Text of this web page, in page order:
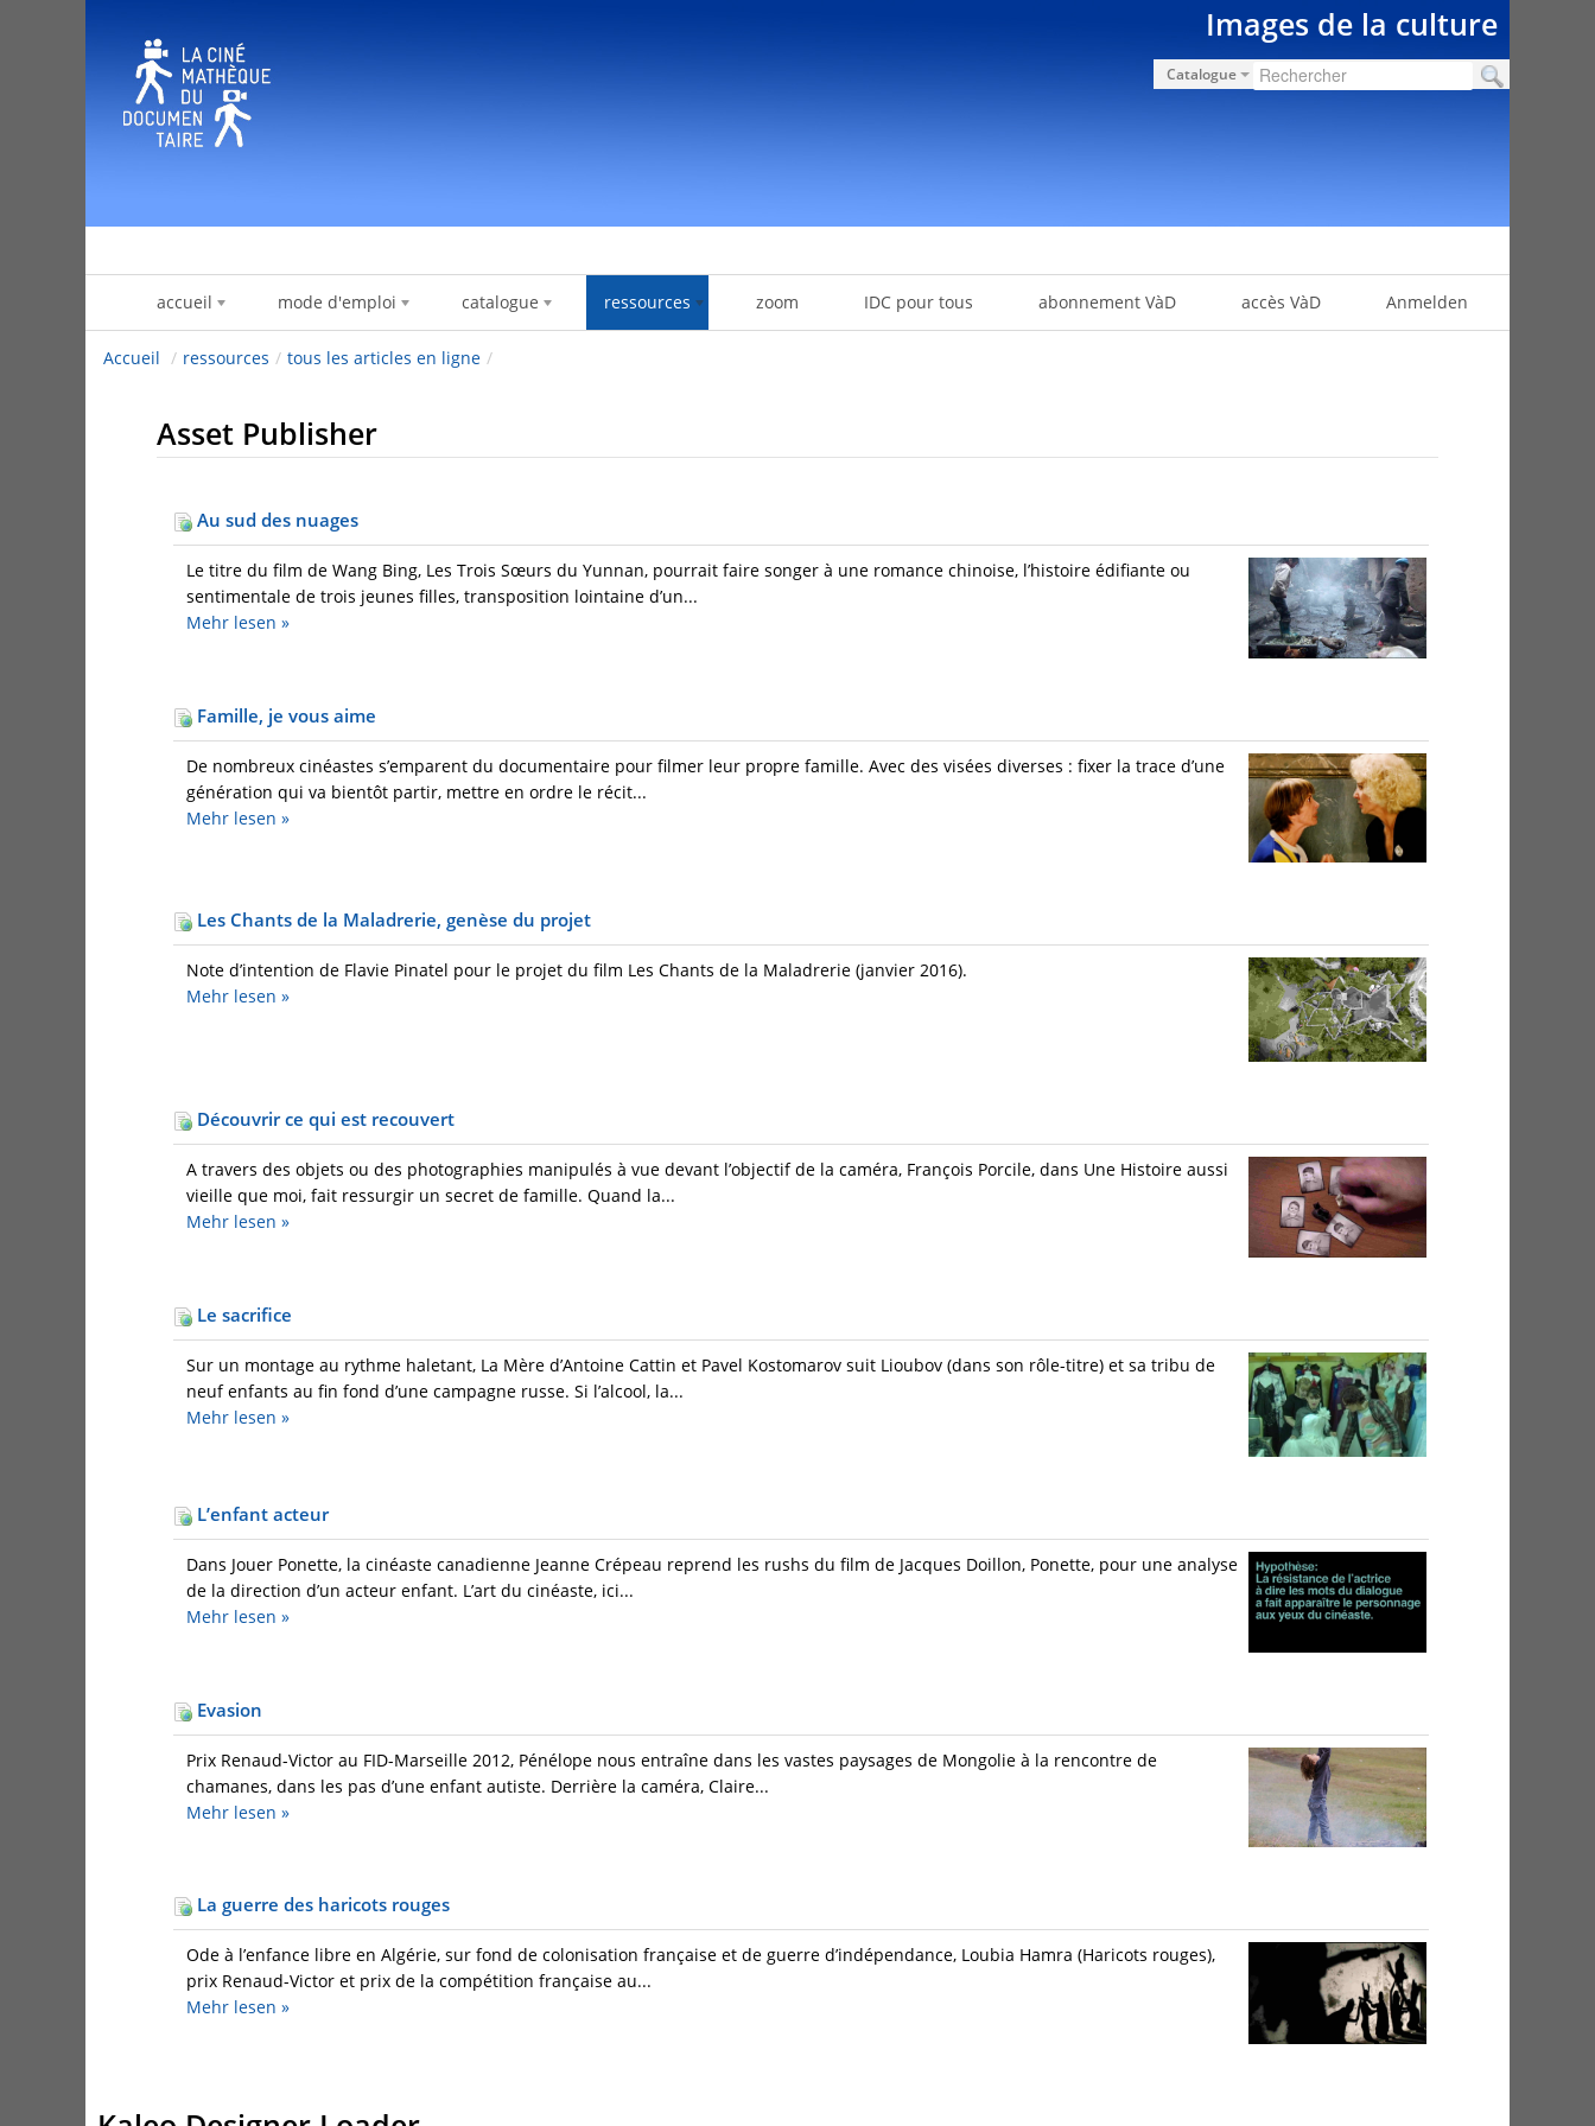
Images de la culture
Catalogue
accueil mode d'emploi catalogue ressources zoom IDC pour tous abonnement VàD accès VàD Anmelden
Accueil / ressources / tous les articles en ligne /
Asset Publisher
Au sud des nuages
Le titre du film de Wang Bing, Les Trois Sœurs du Yunnan, pourrait faire songer à une romance chinoise, l’histoire édifiante ou
sentimentale de trois jeunes filles, transposition lointaine d’un...
Mehr lesen »
Famille, je vous aime
De nombreux cinéastes s’emparent du documentaire pour filmer leur propre famille. Avec des visées diverses : fixer la trace d’une
génération qui va bientôt partir, mettre en ordre le récit...
Mehr lesen »
Les Chants de la Maladrerie, genèse du projet
Note d’intention de Flavie Pinatel pour le projet du film Les Chants de la Maladrerie (janvier 2016).
Mehr lesen »
Découvrir ce qui est recouvert
A travers des objets ou des photographies manipulés à vue devant l’objectif de la caméra, François Porcile, dans Une Histoire aussi
vieille que moi, fait ressurgir un secret de famille. Quand la...
Mehr lesen »
Le sacrifice
Sur un montage au rythme haletant, La Mère d’Antoine Cattin et Pavel Kostomarov suit Lioubov (dans son rôle-titre) et sa tribu de
neuf enfants au fin fond d’une campagne russe. Si l’alcool, la...
Mehr lesen »
L’enfant acteur
Dans Jouer Ponette, la cinéaste canadienne Jeanne Crépeau reprend les rushs du film de Jacques Doillon, Ponette, pour une analyse
de la direction d’un acteur enfant. L’art du cinéaste, ici...
Mehr lesen »
Evasion
Prix Renaud-Victor au FID-Marseille 2012, Pénélope nous entraîne dans les vastes paysages de Mongolie à la rencontre de
chamanes, dans les pas d’une enfant autiste. Derrière la caméra, Claire...
Mehr lesen »
La guerre des haricots rouges
Ode à l’enfance libre en Algérie, sur fond de colonisation française et de guerre d’indépendance, Loubia Hamra (Haricots rouges),
prix Renaud-Victor et prix de la compétition française au...
Mehr lesen »